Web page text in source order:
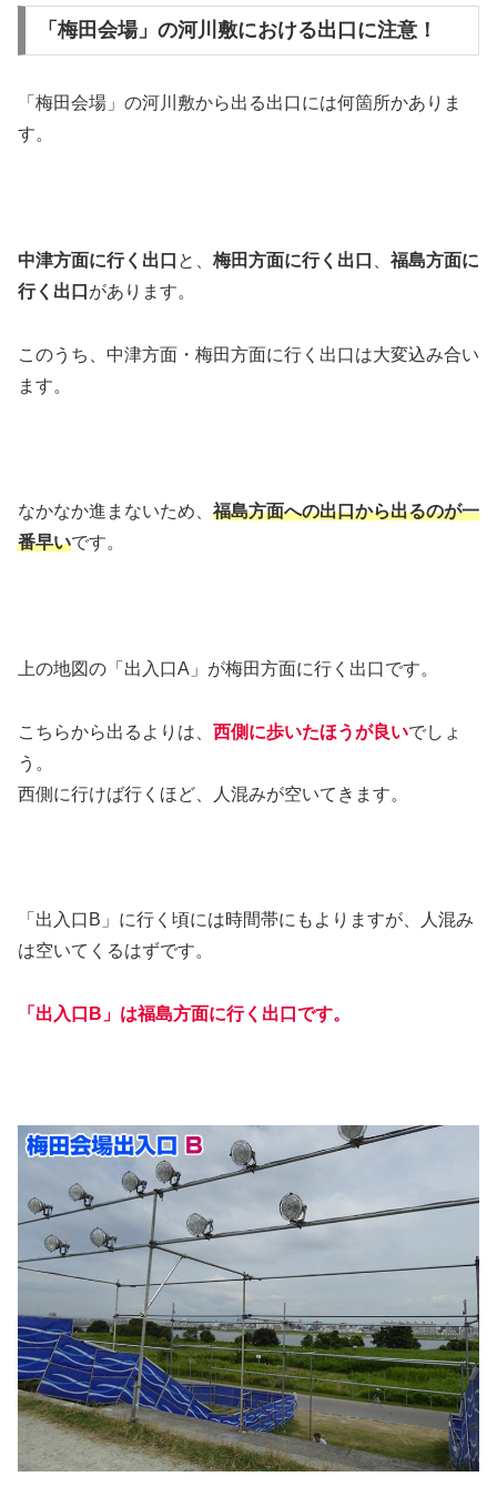
「梅田会場」の河川敷における出口に注意！
「梅田会場」の河川敷から出る出口には何箇所かありま
す。
中津方面に行く出口 と、 梅田方面に行く出口
福島方面に
行く出口 があります。
このうち、中津方面・梅田方面に行く出口は大変込み合い
ます。
なかなか進まないため、 福島方面への出口から出るのが一
番早いです。
上の地図の「出入口A」が梅田方面に行く出口です。
こちらから出るよりは、 西側に歩いたほうが良いでしょ
う。
西側に行けば行くほど、人混みが空いてきます。
「出入口B」に行く頃には時間帯にもよりますが、人混み
は空いてくるはずです。
「出入口B」は福島方面に行く出口です。